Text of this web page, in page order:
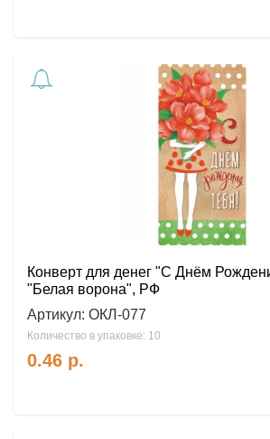
Конверт для денег "С Днём
"Белая ворона", РФ
Артикул: ОКЛ-077
Количество в упаковке: 10
0.46 р.